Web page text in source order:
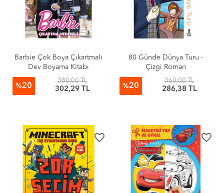
Barbie Çok Boya Çıkartmalı
Dev Boyama Kitabı
%20
380,00 TL
302,29 TL
80 Günde Dünya Turu -
Çizgi Roman
%20
360,00 TL
286,38 TL
favorite_border favorite_border